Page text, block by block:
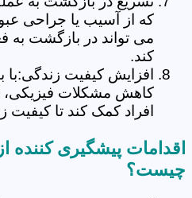
که از آسیب یا جراحی
می تواند در بازگشت به
کند.
افزایش کیفیت زندگی:با
کاهش مشکلات فیزیکی،
افراد کمک کند تا کیفیت
اقدامات پیشگیری
چیست؟